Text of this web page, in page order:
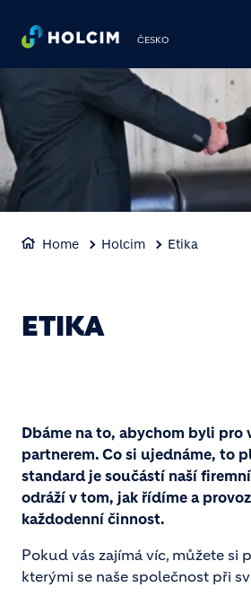
ČESKO
Home Holcim Etika
ETIKA
Dbáme na to, abychom byli pro
partnerem. Co si ujednáme, to
standard je součástí naší
odráží v tom, jak řídíme a
každodenní činnost.
Pokud vás zajímá víc, můžete si
kterými se naše společnost při